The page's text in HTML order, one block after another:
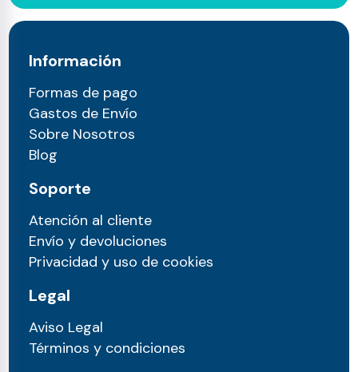
Información
Formas de pago
Gastos de Envío
Sobre Nosotros
Blog
Soporte
Atención al cliente
Envío y devoluciones
Privacidad y uso de cookies
Legal
Aviso Legal
Términos y condiciones